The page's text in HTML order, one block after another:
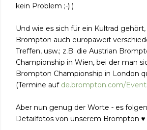
kein Problem ;-) )
Und wie es sich für ein Kultrad
Brompton auch europaweit
Treffen, usw.; z.B. die Austrian
Championship in Wien, bei der man
Brompton Championship in London
(Termine auf de.brompton.com/
Aber nun genug der Worte - es
Detailfotos von unserem Brompton ♥